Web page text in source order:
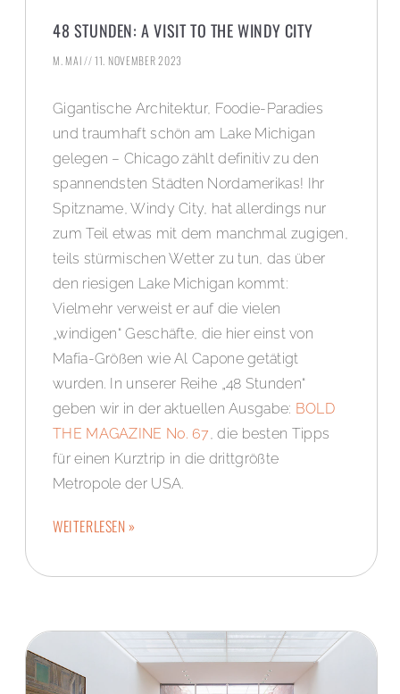
48 STUNDEN: A VISIT TO THE WINDY CITY
M. MAI 11. NOVEMBER 2023
Gigantische Architektur, Foodie-Paradies
und traumhaft schön am Lake Michigan
gelegen – Chicago zählt definitiv zu den
spannendsten Städten Nordamerikas! Ihr
Spitzname, Windy City, hat allerdings nur
zum Teil etwas mit dem manchmal zugigen,
teils stürmischen Wetter zu tun, das über
den riesigen Lake Michigan kommt:
Vielmehr verweist er auf die vielen
„windigen“ Geschäfte, die hier einst von
Mafia-Größen wie Al Capone getätigt
wurden. In unserer Reihe „48 Stunden“
geben wir in der aktuellen Ausgabe: BOLD
THE MAGAZINE No. 67, die besten Tipps
für einen Kurztrip in die drittgrößte
Metropole der USA.
WEITERLESEN »